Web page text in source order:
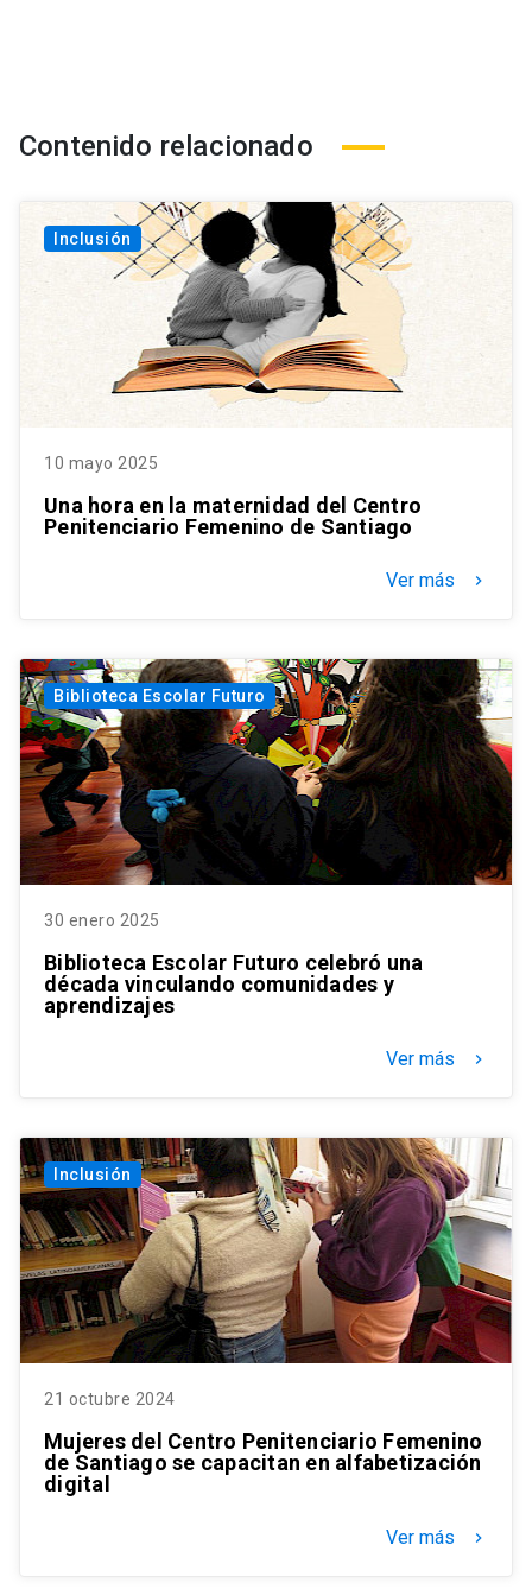
Contenido relacionado
Inclusión
10 mayo 2025
Una hora en la maternidad del Centro
Penitenciario Femenino de Santiago
Ver más keyboard_arrow_right
Biblioteca Escolar Futuro
30 enero 2025
Biblioteca Escolar Futuro celebró una
década vinculando comunidades y
aprendizajes
Ver más keyboard_arrow_right
Inclusión
21 octubre 2024
Mujeres del Centro Penitenciario Femenino
de Santiago se capacitan en alfabetización
digital
Ver más keyboard_arrow_right